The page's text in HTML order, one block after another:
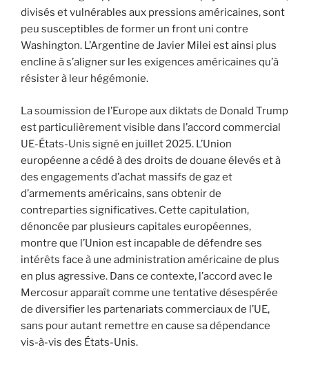
divisés et vulnérables aux pressions américaines, sont
peu susceptibles de former un front uni contre
Washington. L’Argentine de Javier Milei est ainsi plus
encline à s’aligner sur les exigences américaines qu’à
résister à leur hégémonie.
La soumission de l’Europe aux diktats de Donald Trump
est particulièrement visible dans l’accord commercial
UE-États-Unis signé en juillet 2025. L’Union
européenne a cédé à des droits de douane élevés et à
des engagements d’achat massifs de gaz et
d’armements américains, sans obtenir de
contreparties significatives. Cette capitulation,
dénoncée par plusieurs capitales européennes,
montre que l’Union est incapable de défendre ses
intérêts face à une administration américaine de plus
en plus agressive. Dans ce contexte, l’accord avec le
Mercosur apparaît comme une tentative désespérée
de diversifier les partenariats commerciaux de l’UE,
sans pour autant remettre en cause sa dépendance
vis-à-vis des États-Unis.